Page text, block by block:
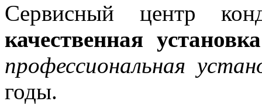
Сервисный центр
качественная
профессиональная
годы.